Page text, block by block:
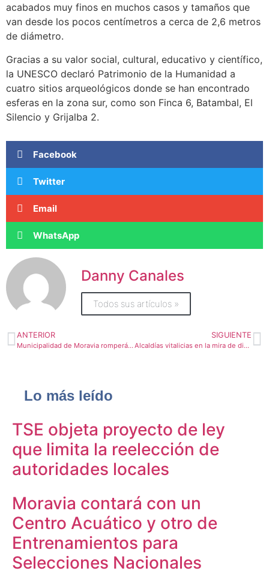
acabados muy finos en muchos casos y tamaños que
van desde los pocos centímetros a cerca de 2,6 metros
de diámetro.
Gracias a su valor social, cultural, educativo y científico,
la UNESCO declaró Patrimonio de la Humanidad a
cuatro sitios arqueológicos donde se han encontrado
esferas en la zona sur, como son Finca 6, Batambal, El
Silencio y Grijalba 2.
Facebook
Twitter
Email
WhatsApp
Danny Canales
Todos sus artículos »
ANTERIOR
Municipalidad de Moravia romperá con empresa que atrasó construcción de edificio
SIGUIENTE
Alcaldías vitalicias en la mira de diputados
Lo más leído
TSE objeta proyecto de ley
que limita la reelección de
autoridades locales
Moravia contará con un
Centro Acuático y otro de
Entrenamientos para
Selecciones Nacionales